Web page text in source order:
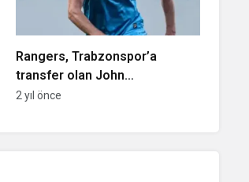
Rangers, Trabzonspor’a
transfer olan John
Lundstram’ın yerini
2 yıl önce